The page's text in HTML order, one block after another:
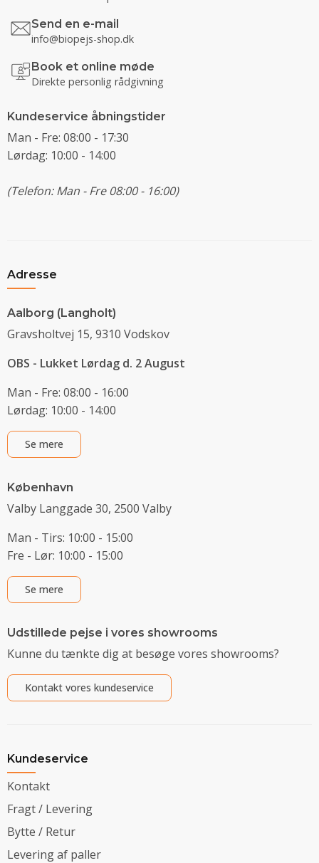
Send en e-mail
info@biopejs-shop.dk
Book et online møde
Direkte personlig rådgivning
Kundeservice åbningstider
Man - Fre: 08:00 - 17:30
Lørdag: 10:00 - 14:00
(Telefon: Man - Fre 08:00 - 16:00)
Adresse
Aalborg (Langholt)
Gravsholtvej 15, 9310 Vodskov
OBS - Lukket Lørdag d. 2 August
Man - Fre: 08:00 - 16:00
Lørdag: 10:00 - 14:00
Se mere
København
Valby Langgade 30, 2500 Valby
Man - Tirs: 10:00 - 15:00
Fre - Lør: 10:00 - 15:00
Se mere
Udstillede pejse i vores showrooms
Kunne du tænkte dig at besøge vores showrooms?
Kontakt vores kundeservice
Kundeservice
Kontakt
Fragt / Levering
Bytte / Retur
Levering af paller